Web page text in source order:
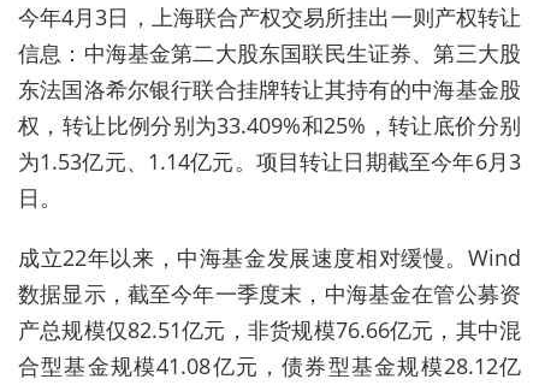
今年4月3日，上海联合产权交易所挂出一则产权转让
信息：中海基金第二大股东国联民生证券、第三大股
东法国洛希尔银行联合挂牌转让其持有的中海基金股
权，转让比例分别为33.409%和25%，转让底价分别
为1.53亿元、1.14亿元。项目转让日期截至今年6月3
日。
成立22年以来， 中海基金发展速度相对缓慢。Wind
数据显示， 截至今年一季度末， 中海基金在管公募资
产总规模仅82.51亿元，非货规模76.66亿元，其中混
合型基金规模41.08亿元，债券型基金规模28.12亿